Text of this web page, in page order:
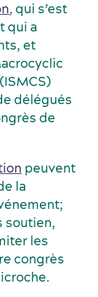
, qui s’est
qui a
et
délégués
de
peuvent
la
soutien,
les
congrès